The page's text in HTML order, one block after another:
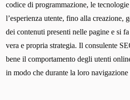
codice di programmazione, le
l’esperienza utente, fino alla creazione,
dei contenuti presenti nelle pagine e si
vera e propria strategia. Il consulente
bene il comportamento degli utenti
in modo che durante la loro